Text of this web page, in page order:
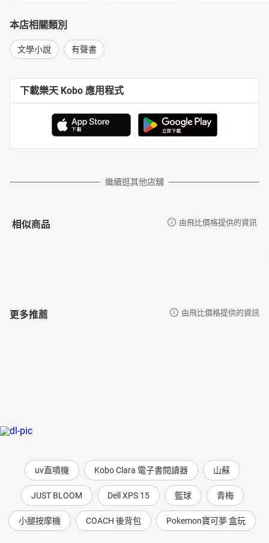
本店相關類別
文學小說 有聲書
下載樂天 Kobo 應用程式
繼續逛其他店舖
相似商品 由飛比價格提供的資訊
更多推薦 由飛比價格提供的資訊
uv直噴機 Kobo Clara 電子書閱讀器 山蘇
JUST BLOOM Dell XPS 15 籃球 青梅
小腿按摩機 COACH 後背包 Pokemon寶可夢 盒玩